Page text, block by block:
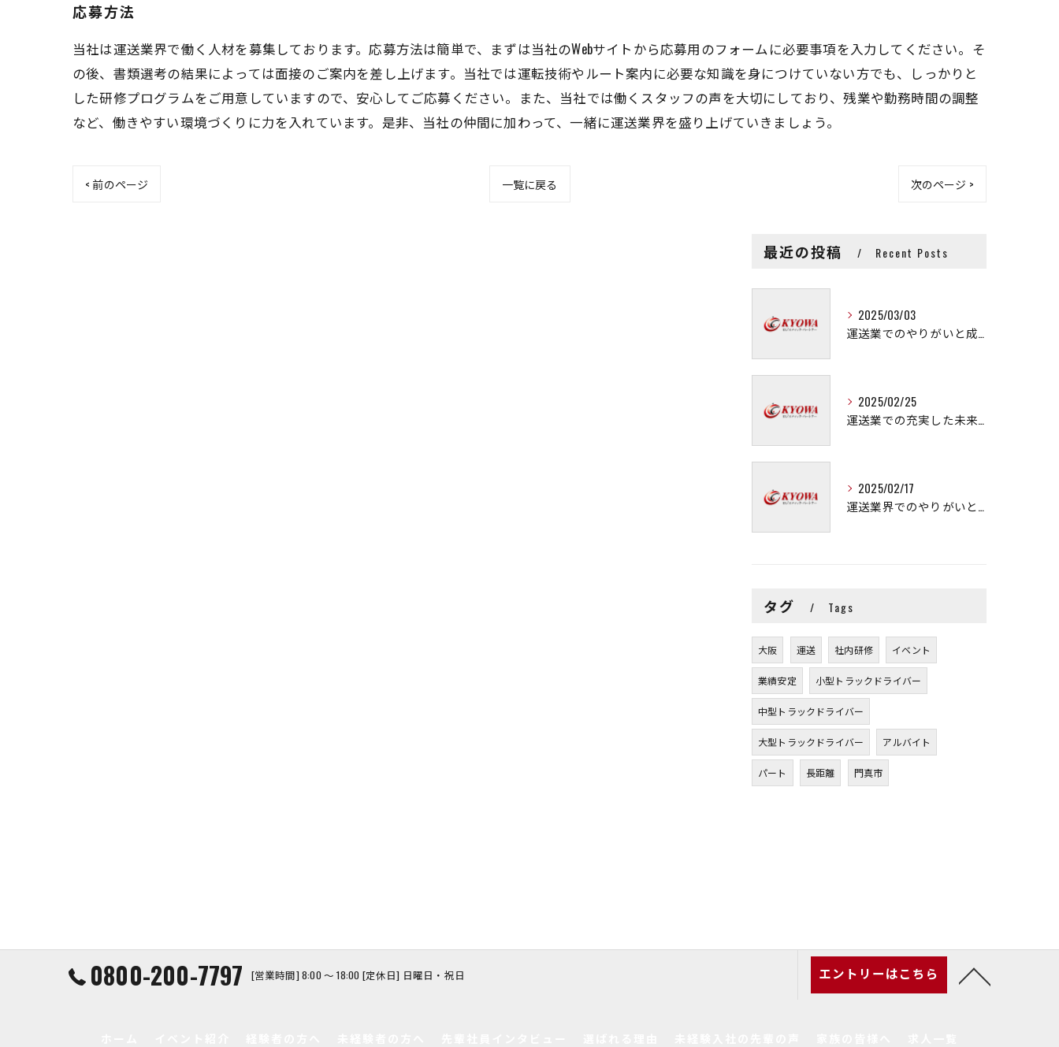
応募方法
当社は運送業界で働く人材を募集しております。応募方法は簡単で、まずは当社のWebサイトから応募用のフォームに必要事項を入力してください。そ
の後、書類選考の結果によっては面接のご案内を差し上げます。当社では運転技術やルート案内に必要な知識を身につけていない方でも、しっかりと
した研修プログラムをご用意していますので、安心してご応募ください。また、当社では働くスタッフの声を大切にしており、残業や勤務時間の調整
など、働きやすい環境づくりに力を入れています。是非、当社の仲間に加わって、一緒に運送業界を盛り上げていきましょう。
< 前のページ 一覧に戻る 次のページ >
最近の投稿 Recent Posts
2025/03/03
運送業でのやりがいと成長の秘訣
2025/02/25
運送業での充実した未来を拓く方法
2025/02/17
運送業界でのやりがいと可能性
タグ Tags
大阪 運送 社内研修 イベント
業績安定 小型トラックドライバー
中型トラックドライバー
大型トラックドライバー アルバイト
パート 長距離 門真市
0800-200-7797 [営業時間] 8:00 ～ 18:00 [定休日] 日曜日・祝日 エントリーはこちら